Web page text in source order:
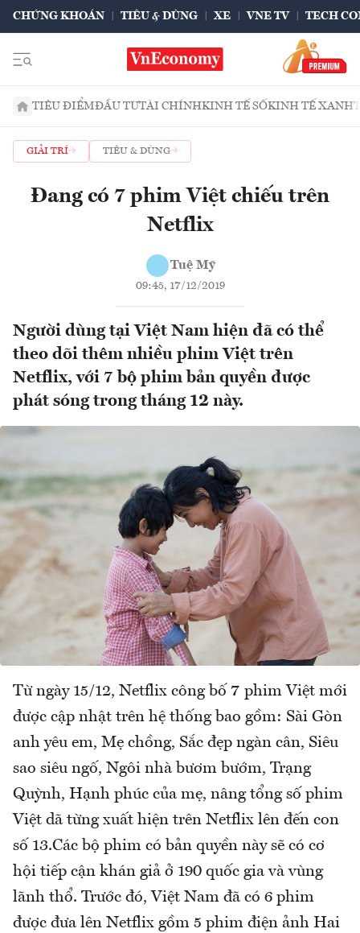
CHỨNG KHOÁN TIÊU & DÙNG XE VNE TV TECH
TIÊU ĐIỂMĐẦU TƯTÀI CHÍNHKINH TẾ SỐKINH TẾ XANH
GIẢI TRÍ TIÊU & DÙNG
Đang có 7 phim Việt chiếu trên
Netflix
Tuệ Mỹ
09:45, 17/12/2019
Người dùng tại Việt Nam hiện đã có thể
theo dõi thêm nhiều phim Việt trên
Netflix, với 7 bộ phim bản quyền được
phát sóng trong tháng 12 này.
Từ ngày 15/12, Netflix công bố 7 phim Việt mới
được cập nhật trên hệ thống bao gồm: Sài Gòn
anh yêu em, Mẹ chồng, Sắc đẹp ngàn cân, Siêu
sao siêu ngố, Ngôi nhà bươm bướm, Trạng
Quỳnh, Hạnh phúc của mẹ, nâng tổng số phim
Việt dã từng xuất hiện trên Netflix lên đến con
số 13.Các bộ phim có bản quyền này sẽ có cơ
hội tiếp cận khán giả ở 190 quốc gia và vùng
lãnh thổ. Trước đó, Việt Nam đã có 6 phim
được đưa lên Netflix gồm 5 phim điện ảnh Hai